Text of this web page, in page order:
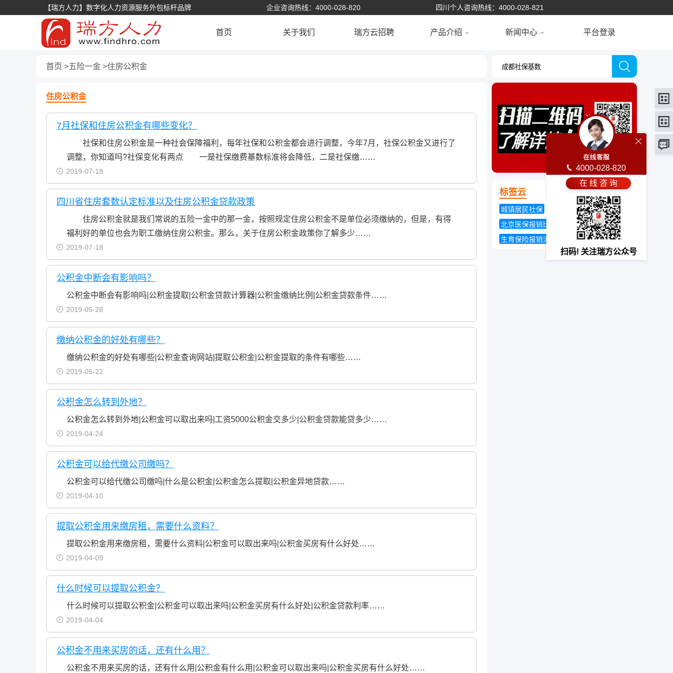
【瑞方人力】数字化人力资源服务外包标杆品牌 企业咨询热线：4000-028-820 四川个人咨询热线：4000-028-821
首页 关于我们 瑞方云招聘 产品介绍 新闻中心 平台登录
首页 五险一金 住房公积金
住房公积金
7月社保和住房公积金有哪些变化？
社保和住房公积金是一种社会保障福利，每年社保和公积金都会进行调整，今年7月，社保公积金又进行了
调整，你知道吗?社保变化有两点 一是社保缴费基数标准将会降低，二是社保缴……
2019-07-18
四川省住房套数认定标准以及住房公积金贷款政策
住房公积金就是我们常说的五险一金中的那一金，按照规定住房公积金不是单位必须缴纳的，但是，有得
福利好的单位也会为职工缴纳住房公积金。那么，关于住房公积金政策你了解多少……
2019-07-18
公积金中断会有影响吗？
公积金中断会有影响吗|公积金提取|公积金贷款计算器|公积金缴纳比例|公积金贷款条件……
2019-05-28
缴纳公积金的好处有哪些？
缴纳公积金的好处有哪些|公积金查询网站|提取公积金|公积金提取的条件有哪些……
2019-05-22
公积金怎么转到外地？
公积金怎么转到外地|公积金可以取出来吗|工资5000公积金交多少|公积金贷款能贷多少……
2019-04-24
公积金可以给代缴公司缴吗？
公积金可以给代缴公司缴吗|什么是公积金|公积金怎么提取|公积金异地贷款……
2019-04-10
提取公积金用来缴房租，需要什么资料？
提取公积金用来缴房租，需要什么资料|公积金可以取出来吗|公积金买房有什么好处……
2019-04-09
什么时候可以提取公积金？
什么时候可以提取公积金|公积金可以取出来吗|公积金买房有什么好处|公积金贷款利率……
2019-04-04
公积金不用来买房的话，还有什么用？
公积金不用来买房的话，还有什么用|公积金有什么用|公积金可以取出来吗|公积金买房有什么好处……
标签云
城镇居民社保
社保卡怎么用
北京医保报销比例
养老保险怎么转移
生育保险报销流程
4000-028-820
在 线 咨 询
扫码! 关注瑞方公众号